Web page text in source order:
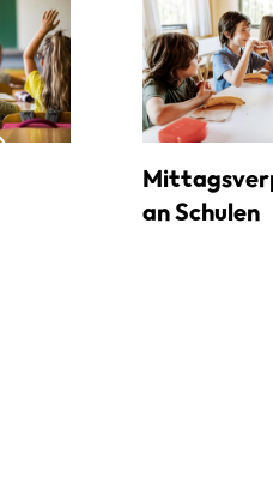
an Schulen